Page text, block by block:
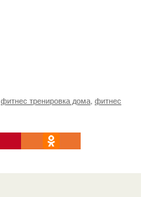
фитнес тренировка дома фитнес